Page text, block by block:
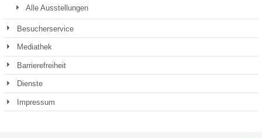
Alle Ausstellungen
Besucherservice
Mediathek
Barrierefreiheit
Dienste
Impressum